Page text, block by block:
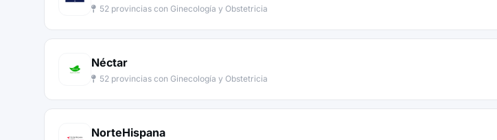
52 provincias con Ginecología y Obstetricia
Néctar
52 provincias con Ginecología y Obstetricia
NorteHispana